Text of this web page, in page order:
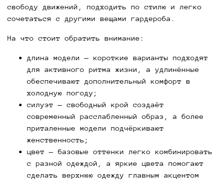
свободу движений, подходить по стилю и легко
сочетаться с другими вещами гардероба.
На что стоит обратить внимание:
длина модели — короткие варианты подходят
для активного ритма жизни, а удлинённые
обеспечивают дополнительный комфорт в
холодную погоду;
силуэт — свободный крой создаёт
современный расслабленный образ, а более
приталенные модели подчёркивают
женственность;
цвет — базовые оттенки легко комбинировать
с разной одеждой, а яркие цвета помогают
сделать верхнюю одежду главным акцентом